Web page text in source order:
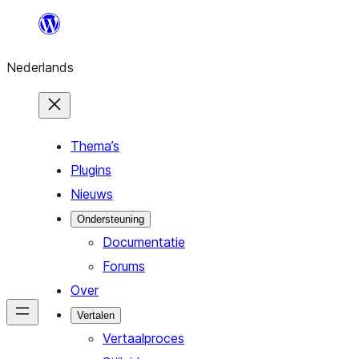
de
inhoud
Nederlands
Thema’s
Plugins
Nieuws
Ondersteuning
Documentatie
Forums
Over
Vertalen
Vertaalproces